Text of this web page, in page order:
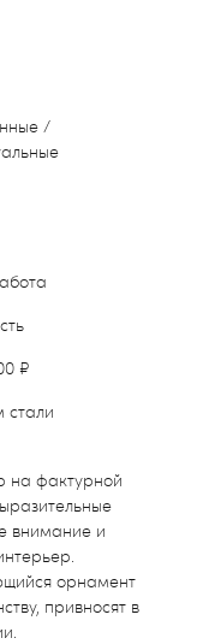
₽
стали
на фактурной
внимание и
орнамент
привносят в